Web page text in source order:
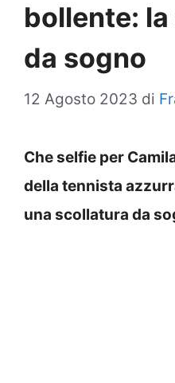
bollente:
da sogno
12 Agosto 2023 di
Che selfie per
della tennista
una scollatura da